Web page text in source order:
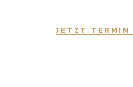
JETZT TERMIN